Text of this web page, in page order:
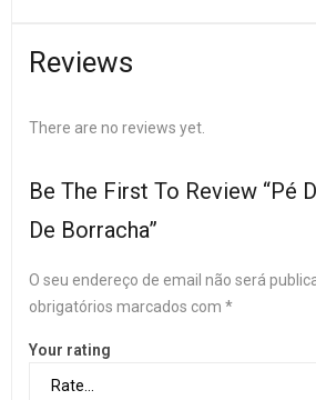
Reviews
There are no reviews yet.
Be The First To Review “Pé
De Borracha”
O seu endereço de email não será
obrigatórios marcados com *
Your rating